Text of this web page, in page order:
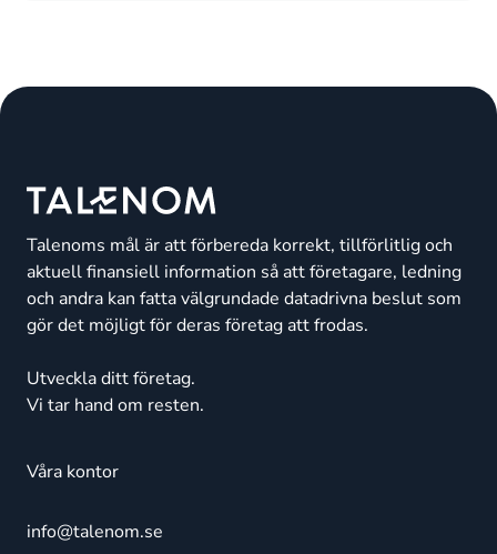
Talenoms mål är att förbereda korrekt, tillförlitlig och
aktuell finansiell information så att företagare, ledning
och andra kan fatta välgrundade datadrivna beslut som
gör det möjligt för deras företag att frodas.
Utveckla ditt företag.
Vi tar hand om resten.
Våra kontor
info@talenom.se